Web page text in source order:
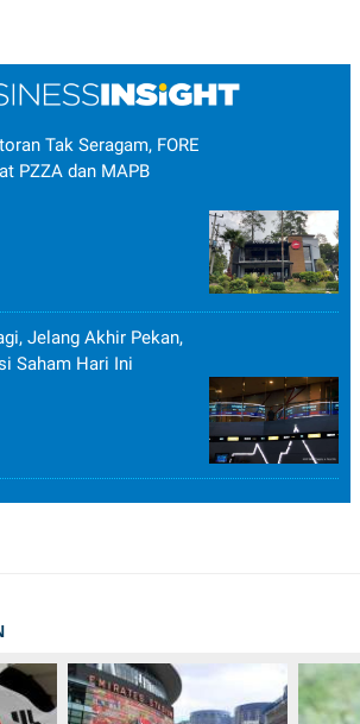
Tak Seragam, FORE
PZZA dan MAPB
Jelang Akhir Pekan,
Saham Hari Ini